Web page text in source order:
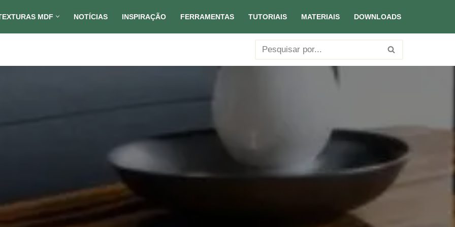
MDF NOTÍCIAS INSPIRAÇÃO FERRAMENTAS TUTORIAIS MATERIAIS DOWNLOADS